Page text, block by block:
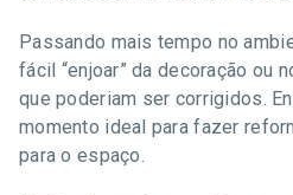
Passando mais tempo no
fácil “enjoar” da decoração ou
que poderiam ser corrigidos.
momento ideal para fazer
para o espaço.